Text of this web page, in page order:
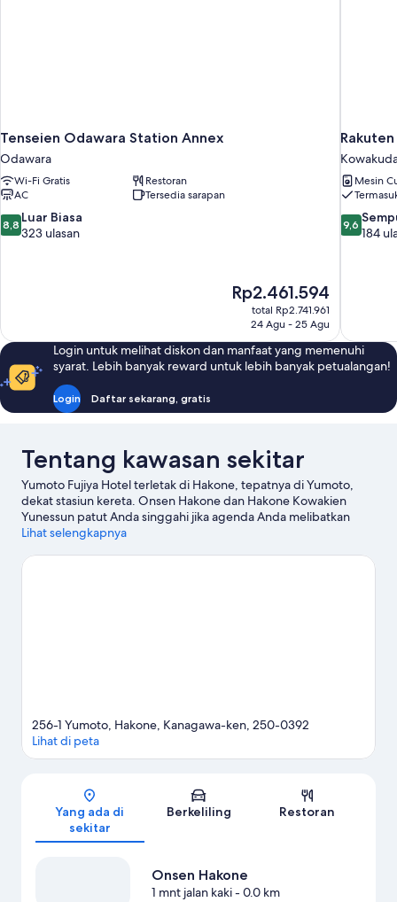
Tenseien Odawara Station Annex
Odawara
Wi-Fi Gratis
Restoran
AC
Tersedia sarapan
8.8
dari
8,8 Luar Biasa
323 ulasan
Harga
sekarang
Rp2.461.594
Rp2.461.594
total Rp2.741.961
24 Agu - 25 Agu
Rakuten
Mesin
9.6
dari
9,6
184
Login untuk melihat diskon dan manfaat yang memenuhi
syarat. Lebih banyak reward untuk lebih banyak petualangan!
Login Daftar sekarang, gratis
Tentang kawasan sekitar
Yumoto Fujiya Hotel terletak di Hakone, tepatnya di Yumoto,
dekat stasiun kereta. Onsen Hakone dan Hakone Kowakien
Yunessun patut Anda singgahi jika agenda Anda melibatkan
kegiatan seru, atau kunjungi Taman Nasional Fuji-Hakone-Izu
kawasan ini. Museum Mainan Hakone dan Museum Sejarah Alam
Lihat selengkapnya
Peta
256-1 Yumoto, Hakone, Kanagawa-ken, 250-0392
Lihat di peta
Yang ada di
sekitar
Berkeliling Restoran
Onsen Hakone
1 mnt jalan kaki- 0.0 km